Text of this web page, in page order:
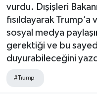
vurdu. Dışişleri
fısıldayarak
sosyal medya
gerektiği ve bu
duyurabileceğini
#Trump
Yaşam
Son Dakika
Haber Arşivi